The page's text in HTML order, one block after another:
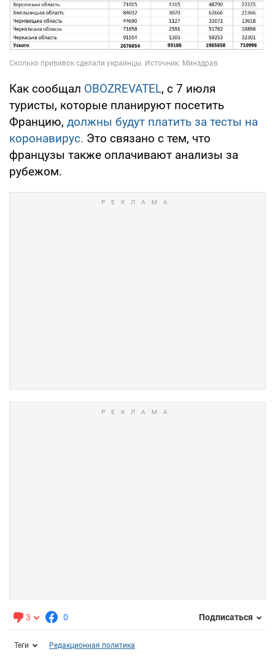
Как сообщал OBOZREVATEL, с 7 июля
туристы, которые планируют посетить
Францию, должны будут платить за тесты на
коронавирус. Это связано с тем, что
французы также оплачивают анализы за
рубежом.
3 0 Подписаться
Теги Редакционная политика